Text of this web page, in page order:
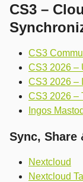
CS3 –
CS3
CS3 2026 –
CS3 2026 –
CS3 2026 –
Ingos
Sync, Share
Nextcloud
Nextcloud